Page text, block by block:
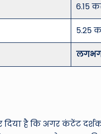
6.15
5.25
लगभग
है कि अगर कंटेंट